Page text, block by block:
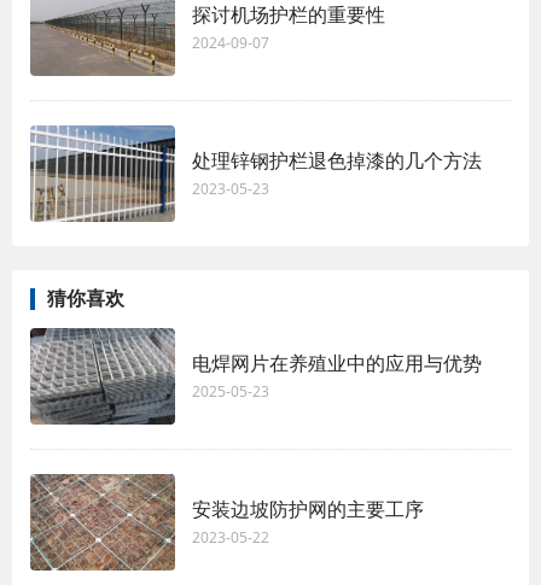
探讨机场护栏的重要性
2024-09-07
处理锌钢护栏退色掉漆的几个方法
2023-05-23
猜你喜欢
电焊网片在养殖业中的应用与优势
2025-05-23
安装边坡防护网的主要工序
2023-05-22